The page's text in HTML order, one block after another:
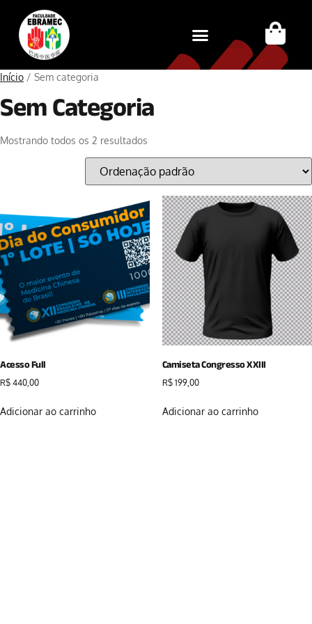
Início / Sem categoria
Sem Categoria
Mostrando todos os 2 resultados
Acesso Full
R$ 440,00
Adicionar ao carrinho
Camiseta Congresso XXIII
R$199,00
Adicionar ao carrinho